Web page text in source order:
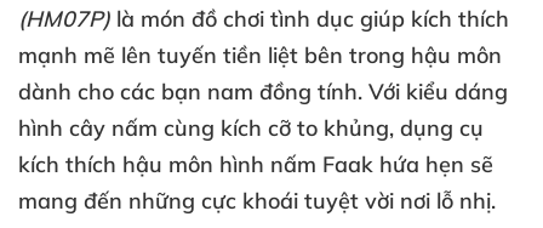
(HM07P) là món đồ chơi tình dục giúp kích thích
mạnh mẽ lên tuyến tiền liệt bên trong hậu môn
dành cho các bạn nam đồng tính. Với kiểu dáng
hình cây nấm cùng kích cỡ to khủng, dụng cụ
kích thích hậu môn hình nấm Faak hứa hẹn sẽ
mang đến những cực khoái tuyệt vời nơi lỗ nhị.